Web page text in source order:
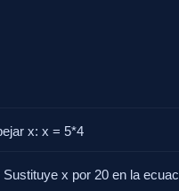
x: x = 5*4
x por 20 en la